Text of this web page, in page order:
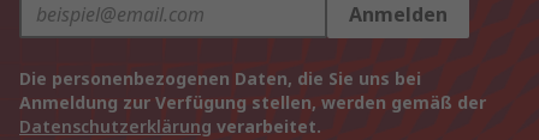
Anmelden
Die personenbezogenen Daten, die Sie uns bei
Anmeldung zur Verfügung stellen, werden gemäß der
Datenschutzerklärung verarbeitet.